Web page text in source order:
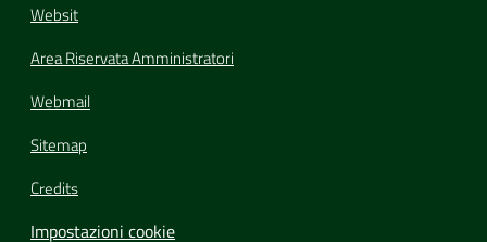
Websit
Area Riservata Amministratori
Webmail
Sitemap
Credits
Impostazioni cookie